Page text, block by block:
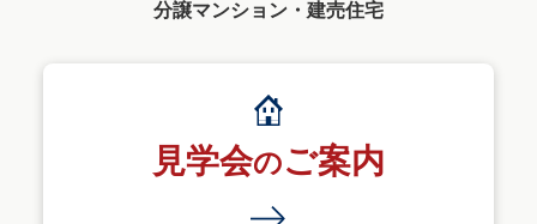
分譲マンション・建売住宅
見学会のご案内